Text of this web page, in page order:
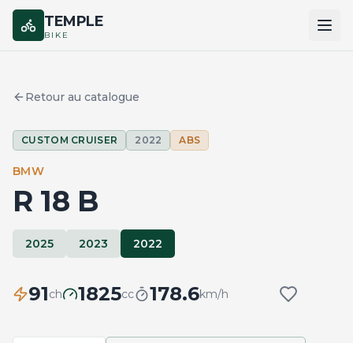
TEMPLE
BIKE
MARQUES
COMPARER
Retour au catalogue
CUSTOM CRUISER 2022 ABS
BMW
R 18 B
2025 2023 2022
91ch 1825cc 178.6km/h